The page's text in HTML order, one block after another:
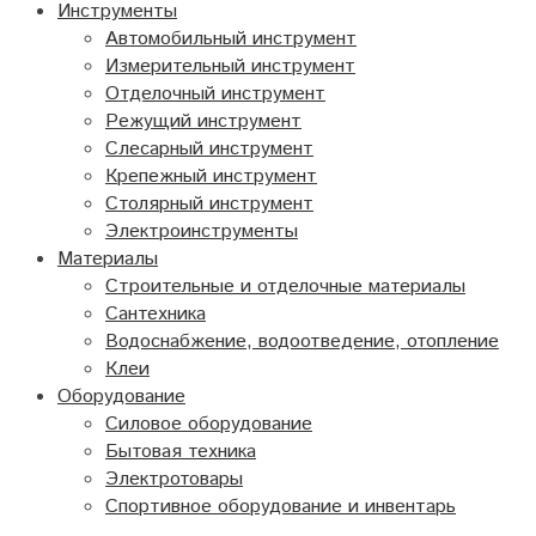
Инструменты
Автомобильный инструмент
Измерительный инструмент
Отделочный инструмент
Режущий инструмент
Слесарный инструмент
Крепежный инструмент
Столярный инструмент
Электроинструменты
Материалы
Строительные и отделочные материалы
Сантехника
Водоснабжение, водоотведение, отопление
Клеи
Оборудование
Силовое оборудование
Бытовая техника
Электротовары
Спортивное оборудование и инвентарь